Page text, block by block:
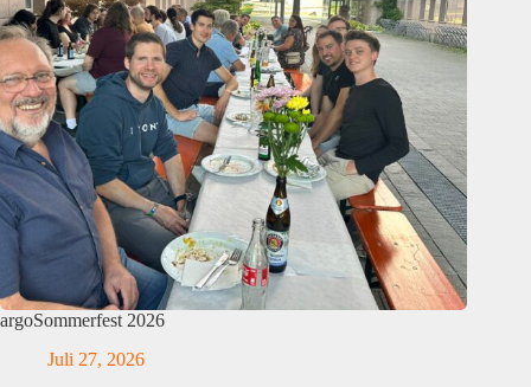
argoSommerfest 2026
Juli 27, 2026